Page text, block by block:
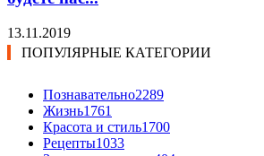
13.11.2019
ПОПУЛЯРНЫЕ КАТЕГОРИИ
Познавательно2289
Жизнь1761
Красота и стиль1700
Рецепты1033